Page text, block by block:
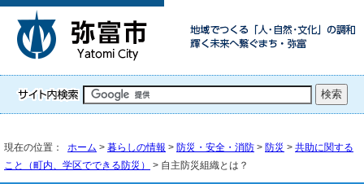
現在の位置： ホーム > 暮らしの情報 > 防災・安全・消防 > 防災 > 共助に関する
こと（町内、学区でできる防災）
> 自主防災組織とは？